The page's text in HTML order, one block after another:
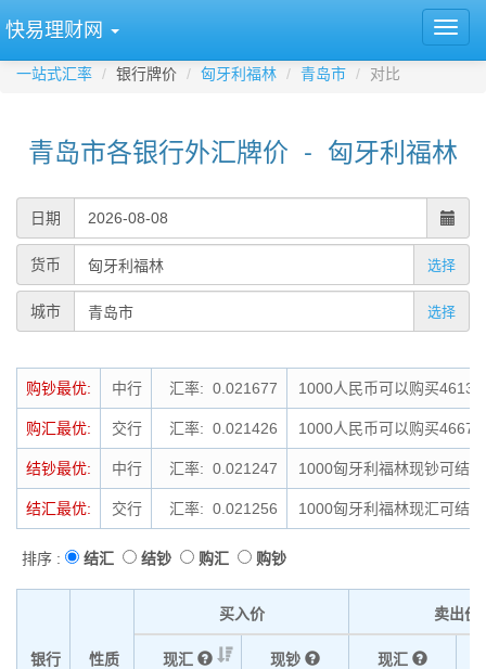
快易理财网
一站式汇率 银行牌价 匈牙利福林 青岛市 对比
青岛市各银行外汇牌价 - 匈牙利福林
日期
货币 选择
城市 选择
购钞最优: 中行 汇率: 0.021677 1000人民币可以购买
购汇最优: 交行 汇率: 0.021426 1000人民币可以购买
结钞最优: 中行 汇率: 0.021247 1000匈牙利福林现钞可结
结汇最优: 交行 汇率: 0.021256 1000匈牙利福林现汇可结
排序 : 结汇 结钞 购汇 购钞
银行 性质
买入价 卖出价
现汇 现钞 现汇